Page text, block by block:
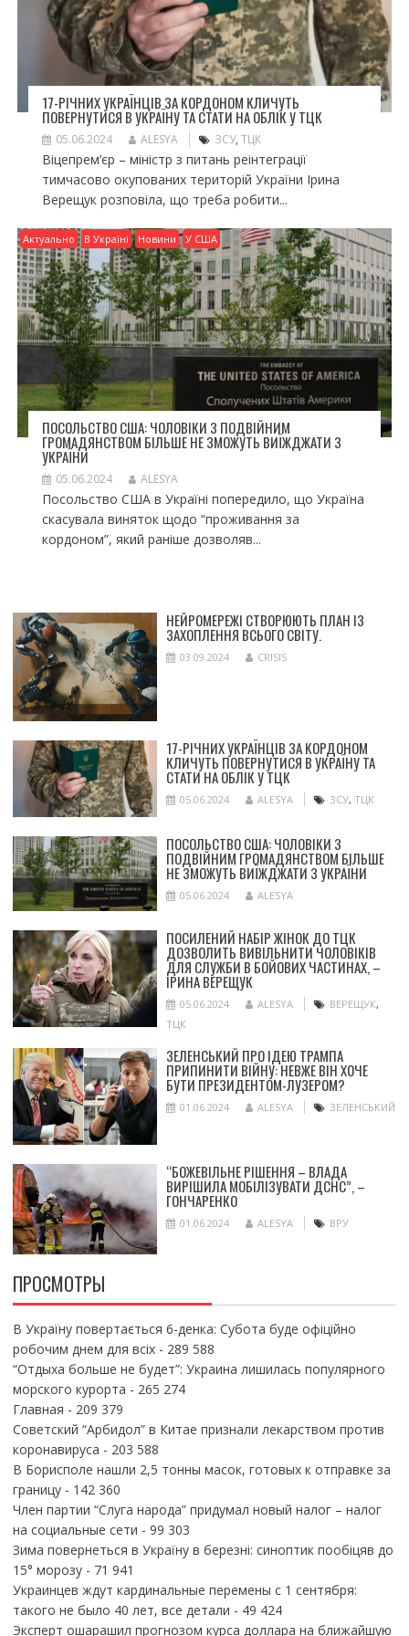
17-РІЧНИХ УКРАЇНЦІВ ЗА КОРДОНОМ КЛИЧУТЬ
ПОВЕРНУТИСЯ В УКРАЇНУ ТА СТАТИ НА ОБЛІК У ТЦК
05.06.2024 ALESYA ЗСУ, ТЦК
Віцепрем’єр – міністр з питань реінтеграції
тимчасово окупованих територій України Ірина
Верещук розповіла, що треба робити...
Актуально В Україні Новини У США
ПОСОЛЬСТВО США: ЧОЛОВІКИ З ПОДВІЙНИМ
ГРОМАДЯНСТВОМ БІЛЬШЕ НЕ ЗМОЖУТЬ ВИЇЖДЖАТИ З
УКРАЇНИ
05.06.2024 ALESYA
Посольство США в Україні попередило, що Україна
скасувала виняток щодо “проживання за
кордоном”, який раніше дозволяв...
НЕЙРОМЕРЕЖІ СТВОРЮЮТЬ ПЛАН ІЗ
ЗАХОПЛЕННЯ ВСЬОГО СВІТУ.
03.09.2024 CRISIS
17-РІЧНИХ УКРАЇНЦІВ ЗА КОРДОНОМ
КЛИЧУТЬ ПОВЕРНУТИСЯ В УКРАЇНУ ТА
СТАТИ НА ОБЛІК У ТЦК
05.06.2024 ALESYA ЗСУ, ТЦК
ПОСОЛЬСТВО США: ЧОЛОВІКИ З
ПОДВІЙНИМ ГРОМАДЯНСТВОМ БІЛЬШЕ
НЕ ЗМОЖУТЬ ВИЇЖДЖАТИ З УКРАЇНИ
05.06.2024 ALESYA
ПОСИЛЕНИЙ НАБІР ЖІНОК ДО ТЦК
ДОЗВОЛИТЬ ВИВІЛЬНИТИ ЧОЛОВІКІВ
ДЛЯ СЛУЖБИ В БОЙОВИХ ЧАСТИНАХ, –
ІРИНА ВЕРЕЩУК
05.06.2024 ALESYA ВЕРЕЩУК,
ТЦК
ЗЕЛЕНСЬКИЙ ПРО ІДЕЮ ТРАМПА
ПРИПИНИТИ ВІЙНУ: НЕВЖЕ ВІН ХОЧЕ
БУТИ ПРЕЗИДЕНТОМ-ЛУЗЕРОМ?
01.06.2024 ALESYA ЗЕЛЕНСЬКИЙ
“БОЖЕВІЛЬНЕ РІШЕННЯ – ВЛАДА
ВИРІШИЛА МОБІЛІЗУВАТИ ДСНС”, –
ГОНЧАРЕНКО
01.06.2024 ALESYA ВРУ
ПРОСМОТРЫ
В Україну повертається 6-денка: Субота буде офіційно
робочим днем для всіх- 289 588
“Отдыха больше не будет”: Украина лишилась популярного
морского курорта - 265 274
Главная - 209 379
Советский “Арбидол” в Китае признали лекарством против
коронавируса - 203 588
В Борисполе нашли 2,5 тонны масок, готовых к отправке за
границу- 142 360
Член партии “Слуга народа” придумал новый налог – налог
на социальные сети - 99 303
Зима повернеться в Україну в березні: синоптик пообіцяв до
15° морозу- 71 941
Украинцев ждут кардинальные перемены с 1 сентября:
такого не было 40 лет, все детали - 49 424
Эксперт ошарашил прогнозом курса доллара на ближайшую